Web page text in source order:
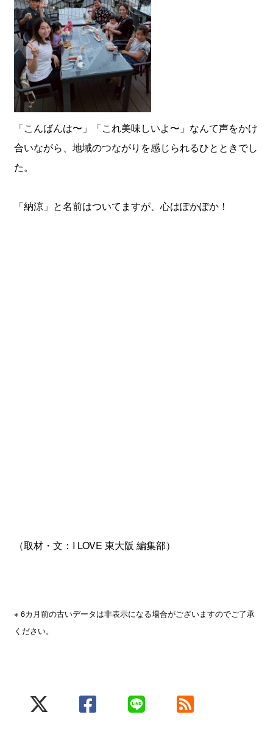
「こんばんは〜」「これ美味しいよ〜」なんて声をかけ
合いながら、地域のつながりを感じられるひとときでし
た。
「納涼」と名前はついてますが、心はぽかぽか！
（取材・文：I LOVE 東大阪 編集部）
※ 6カ月前の古いデータは非表示になる場合がございますのでご了承
ください。